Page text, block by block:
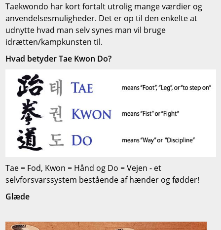
Taekwondo har kort fortalt utrolig mange værdier og
anvendelsesmuligheder. Det er op til den enkelte at
udnytte hvad man selv synes man vil bruge
idrætten/kampkunsten til.
Hvad betyder Tae Kwon Do?
Tae = Fod, Kwon = Hånd og Do = Vejen - et
selvforsvarssystem bestående af hænder og fødder!
Glæde